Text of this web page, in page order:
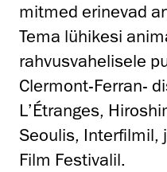
mitmed erinevad
Tema lühikesi
rahvusvahelisele
Clermont-Ferran-
L’Étranges,
Seoulis, Interfilmil,
Film Festivalil.